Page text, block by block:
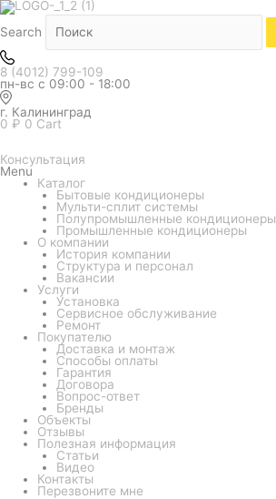
Search
8 (4012) 799-109
пн-вс с 09:00 - 18:00
г. Калининград
0 ₽ 0 Cart
Консультация
Menu
Каталог
Бытовые кондиционеры
Мульти-сплит системы
Полупромышленные кондиционеры
Промышленные кондиционеры
О компании
История компании
Структура и персонал
Вакансии
Услуги
Установка
Сервисное обслуживание
Ремонт
Покупателю
Доставка и монтаж
Способы оплаты
Гарантия
Договора
Вопрос-ответ
Бренды
Объекты
Отзывы
Полезная информация
Статьи
Видео
Контакты
Перезвоните мне